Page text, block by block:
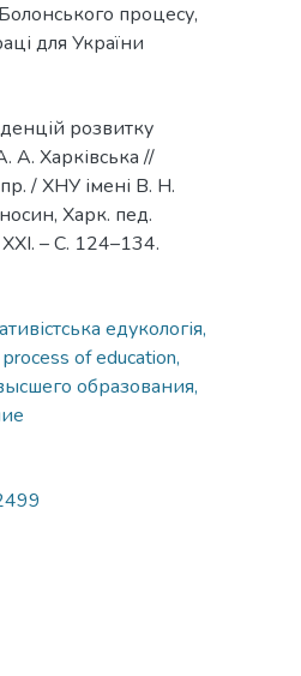
процесу,
для України
розвитку
А. Харківська //
/ ХНУ імені В. Н.
Харк. пед.
– С. 124–134.
едукологія,
of education,
образования,